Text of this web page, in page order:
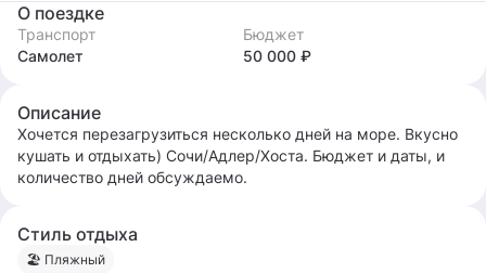
О поездке
Транспорт
Самолет
Бюджет
50 000 ₽
Описание
Хочется перезагрузиться несколько дней на море. Вкусно
кушать и отдыхать) Сочи/Адлер/Хоста. Бюджет и даты, и
количество дней обсуждаемо.
Стиль отдыха
🏖 Пляжный